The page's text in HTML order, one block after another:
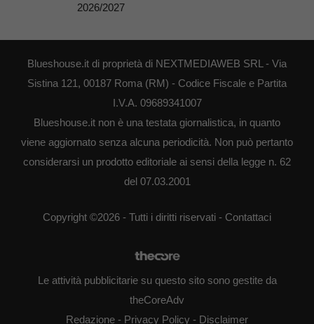
2026/2027
Blueshouse.it di proprietà di NEXTMEDIAWEB SRL - Via
Sistina 121, 00187 Roma (RM) - Codice Fiscale e Partita
I.V.A. 09689341007
Blueshouse.it non è una testata giornalistica, in quanto
viene aggiornato senza alcuna periodicità. Non può pertanto
considerarsi un prodotto editoriale ai sensi della legge n. 62
del 07.03.2001
Copyright ©2026 - Tutti i diritti riservati - Contattaci
Le attività pubblicitarie su questo sito sono gestite da
theCoreAdv
Redazione - Privacy Policy - Disclaimer